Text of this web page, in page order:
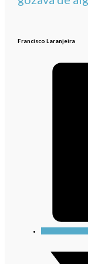
Francisco Laranjeira